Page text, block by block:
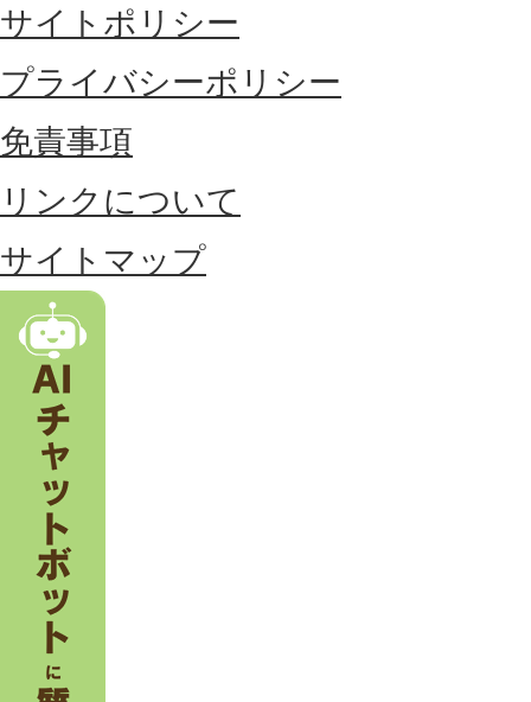
部
に
置
す
る
市
。
サイトポリシー
プライバシーポリシー
免責事項
リンクについて
サイトマップ